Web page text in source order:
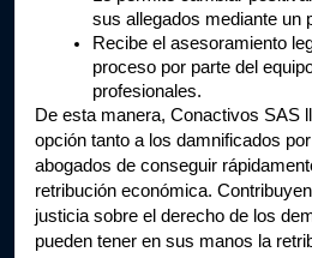
sus allegados mediante un
Recibe el asesoramiento
proceso por parte del
profesionales.
De esta manera, Conactivos SAS
opción tanto a los damnificados
abogados de conseguir
retribución económica.
justicia sobre el derecho de los
pueden tener en sus manos la